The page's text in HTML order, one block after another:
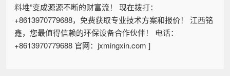
料堆”变成源源不断的财富流！ 现在拨打：
+8613970779688，免费获取专业技术方案和报价！ 江西铭
鑫，您最值得信赖的环保设备合作伙伴！ 电话：
+8613970779688 官网：jxmingxin.com ]